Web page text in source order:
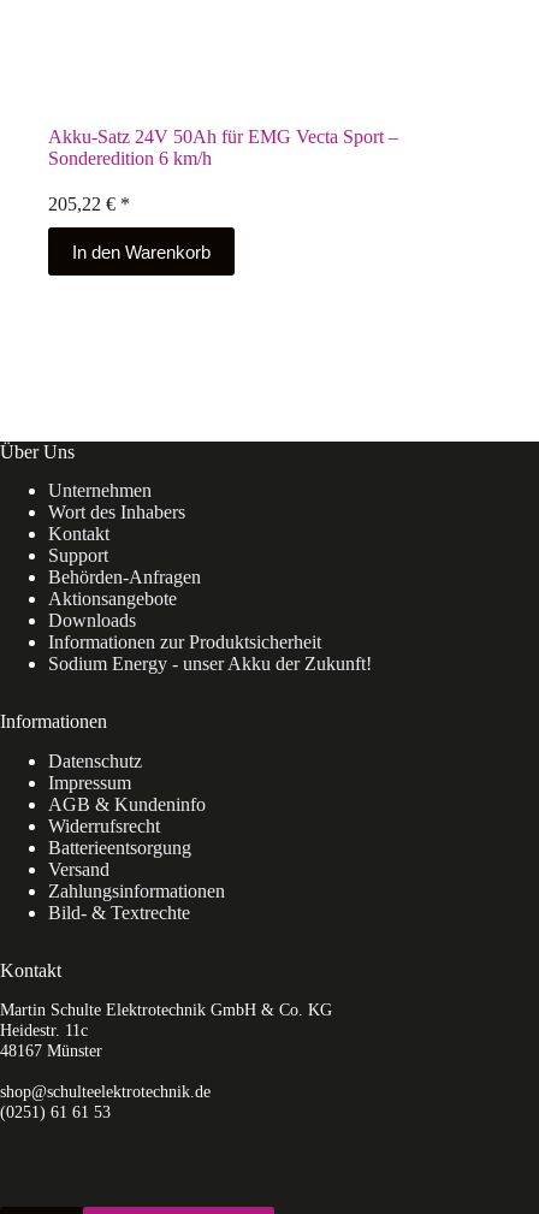
Akku-Satz 24V 50Ah für EMG Vecta Sport –
Sonderedition 6 km/h
205,22 € *
In den Warenkorb
Über Uns
Unternehmen
Wort des Inhabers
Kontakt
Support
Behörden-Anfragen
Aktionsangebote
Downloads
Informationen zur Produktsicherheit
Sodium Energy - unser Akku der Zukunft!
Informationen
Datenschutz
Impressum
AGB & Kundeninfo
Widerrufsrecht
Batterieentsorgung
Versand
Zahlungsinformationen
Bild- & Textrechte
Kontakt
Martin Schulte Elektrotechnik GmbH & Co. KG
Heidestr. 11c
48167 Münster
shop@schulteelektrotechnik.de
(0251) 61 61 53